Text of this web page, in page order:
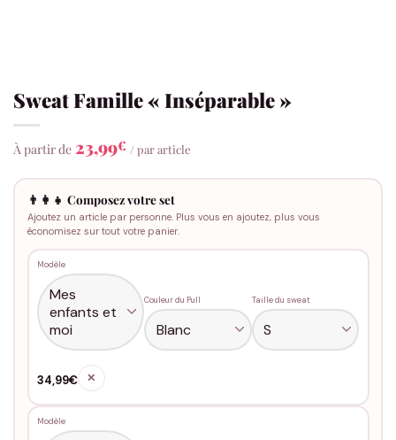
Sweat Famille « Inséparable »
À partir de 23,99€ / par article
👨‍👩‍👧 Composez votre set
Ajoutez un article par personne. Plus vous en ajoutez, plus vous
économisez sur tout votre panier.
Modèle
Couleur du Pull Taille du sweat
34,99€ ✕
Modèle